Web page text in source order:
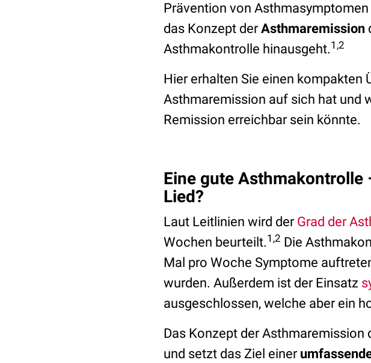
Prävention von
das Konzept derAsthmaremission
Asthmakontrolle hinausgeht.1,2
Hier erhalten Sie einen kompakten
Asthmaremission auf sich hat und
Remission erreichbar sein könnte.
Eine gute
Lied?
Laut Leitlinien wird der Grad der
Wochen beurteilt.1,2 Die
Mal pro Woche Symptome
wurden. Außerdem ist der Einsatz
ausgeschlossen, welche aber ein
Das Konzept der
und setzt das Ziel einer